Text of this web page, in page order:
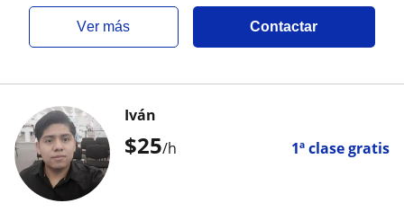
ver más Contactar
$25/h 1ª clase gratis
Iván